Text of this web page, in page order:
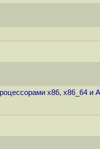
x86, x86_64 и